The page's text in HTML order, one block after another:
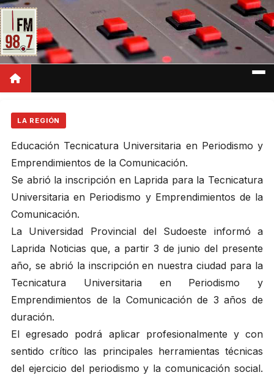
LA REGIÓN
Educación Tecnicatura Universitaria en Periodismo y
Emprendimientos de la Comunicación.
Se abrió la inscripción en Laprida para la Tecnicatura
Universitaria en Periodismo y Emprendimientos de la
Comunicación.
La Universidad Provincial del Sudoeste informó a
Laprida Noticias que, a partir 3 de junio del presente
año, se abrió la inscripción en nuestra ciudad para la
Tecnicatura Universitaria en Periodismo y
Emprendimientos de la Comunicación de 3 años de
duración.
El egresado podrá aplicar profesionalmente y con
sentido crítico las principales herramientas técnicas
del ejercicio del periodismo y la comunicación social.